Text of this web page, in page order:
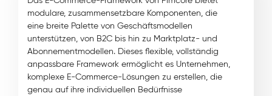
modulare, zusammensetzbare Komponenten, die
eine breite Palette von Geschäftsmodellen
unterstützen, von B2C bis hin zu Marktplatz- und
Abonnementmodellen. Dieses flexible, vollständig
anpassbare Framework ermöglicht es Unternehmen,
komplexe E-Commerce-Lösungen zu erstellen, die
genau auf ihre individuellen Bedürfnisse